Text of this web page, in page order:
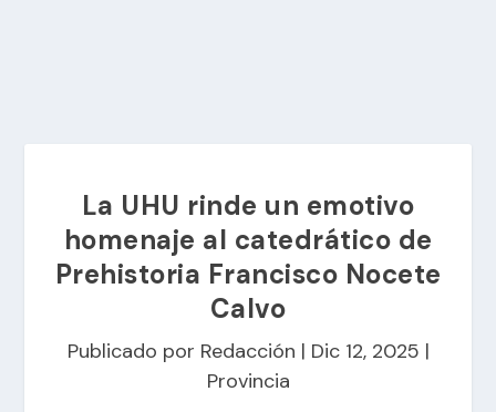
La UHU rinde un emotivo
homenaje al catedrático de
Prehistoria Francisco Nocete
Calvo
Publicado por Redacción | Dic 12, 2025 |
Provincia